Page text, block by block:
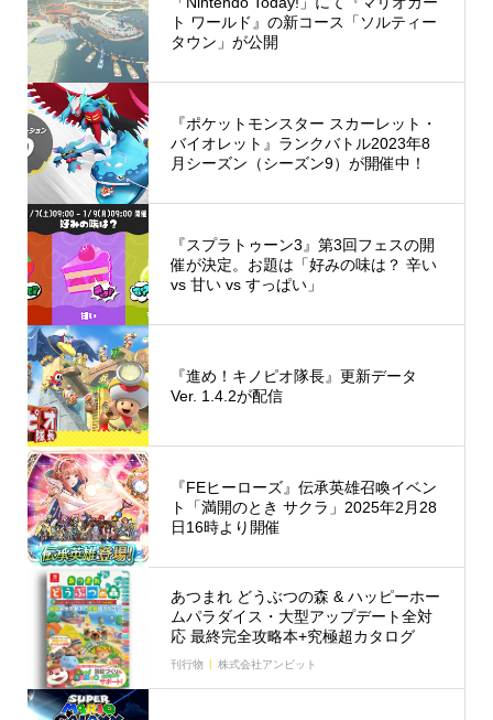
ト ワールド』の新コース「ソルティー
タウン」が公開
『ポケットモンスター スカーレット・
バイオレット』ランクバトル2023年8
月シーズン（シーズン9）が開催中！
『スプラトゥーン3』第3回フェスの開
催が決定。お題は「好みの味は？ 辛い
vs 甘い vs すっぱい」
『進め！キノピオ隊長』更新データ
Ver. 1.4.2が配信
『FEヒーローズ』伝承英雄召喚イベン
ト「満開のとき サクラ」2025年2月28
日16時より開催
あつまれ どうぶつの森 & ハッピーホー
ムパラダイス・大型アップデート全対
応 最終完全攻略本+究極超カタログ
刊行物 株式会社アンビット